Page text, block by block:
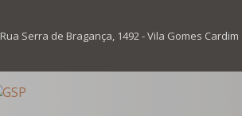
Rua Serra de Bragança, 1492 - Vila Gomes Cardim